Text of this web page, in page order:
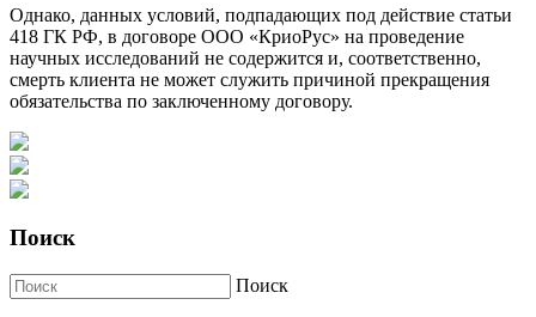
Однако, данных условий, подпадающих под действие статьи
418 ГК РФ, в договоре ООО «КриоРус» на проведение
научных исследований не содержится и, соответственно,
смерть клиента не может служить причиной прекращения
обязательства по заключенному договору.
Поиск
Поиск